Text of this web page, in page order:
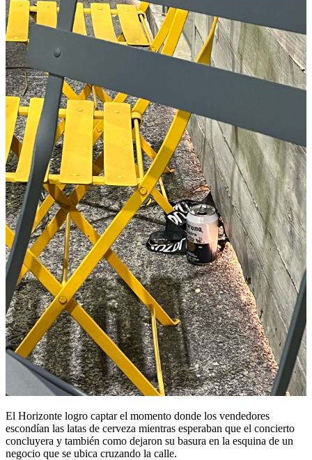
El Horizonte logro captar el momento donde los vendedores
escondían las latas de cerveza mientras esperaban que el concierto
concluyera y también como dejaron su basura en la esquina de un
negocio que se ubica cruzando la calle.